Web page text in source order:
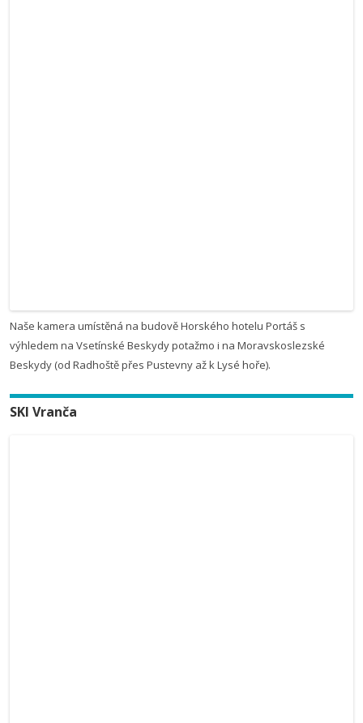
Naše kamera umístěná na budově Horského hotelu Portáš s
výhledem na Vsetínské Beskydy potažmo i na Moravskoslezské
Beskydy (od Radhoště přes Pustevny až k Lysé hoře).
SKI Vranča